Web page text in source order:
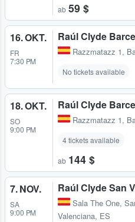
ab 59 $
16. OKT.
FR
7:30 PM
Raúl Clyde
Razzmatazz 1,
No tickets available
18. OKT.
SO
9:00 PM
Raúl Clyde
Razzmatazz 1,
4 tickets available
ab 144 $
7. NOV.
SA
9:00 PM
Raúl Clyde San
Sala The One,
Valenciana, ES